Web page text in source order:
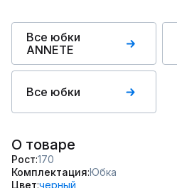
Все юбки
ANNETE
Все юбки
О товаре
Рост 170
Комплектация Юбка
Цвет черный